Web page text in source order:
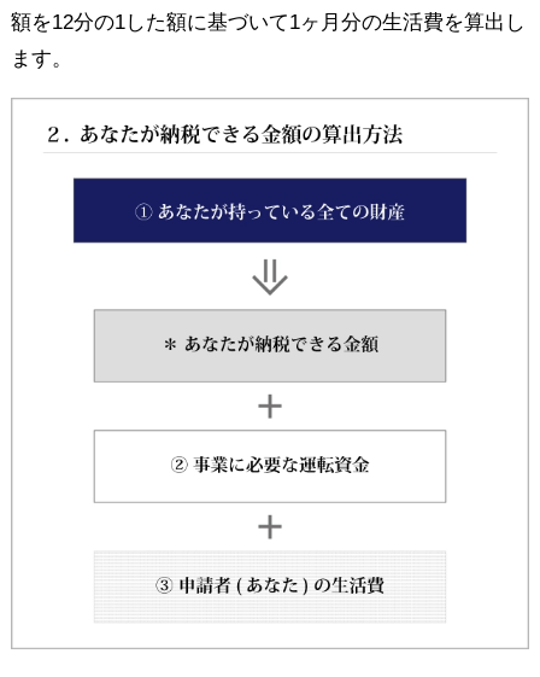
額を12分の1した額に基づいて1ヶ月分の生活費を算出し
ます。